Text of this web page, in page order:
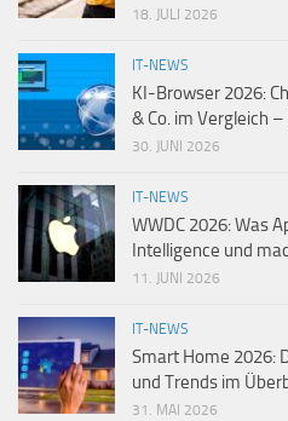
18. JULI 2026
IT-NEWS
KI-Browser 2026:
& Co. im Vergleich
30. JUNI 2026
IT-NEWS
WWDC 2026: Was
Intelligence und
11. JUNI 2026
IT-NEWS
Smart Home 2026:
und Trends im
31. MAI 2026